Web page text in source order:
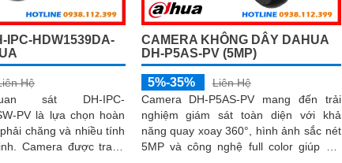
IPC-HDW1539DA-
Hệ
sát DH-IPC-
PV là lựa chọn hoàn
chăng và nhiều tính
trang
CAMERA KHÔNG DÂY DAHUA
DH-P5AS-PV (5MP)
5%-35%
Liên Hệ
Camera DH-P5AS-PV mang đến trải
nghiệm giám sát toàn diện với khả
năng quay xoay 360°, hình ảnh sắc nét
5MP và công nghệ full color giúp ghi